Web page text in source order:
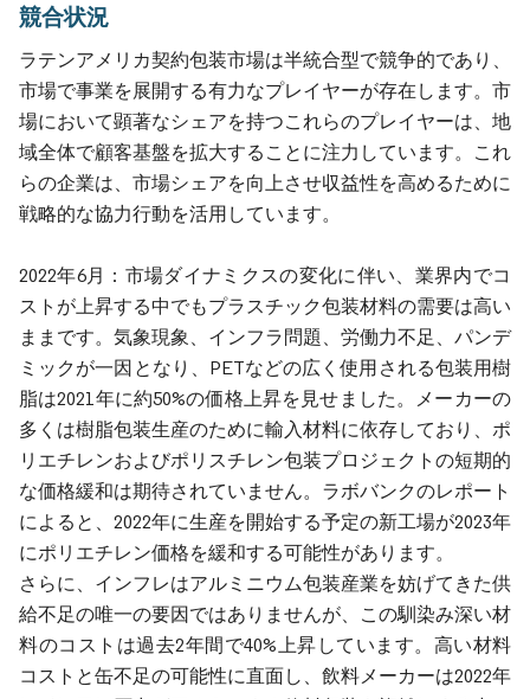
競合状況
ラテンアメリカ契約包装市場は半統合型で競争的であり、
市場で事業を展開する有力なプレイヤーが存在します。市
場において顕著なシェアを持つこれらのプレイヤーは、地
域全体で顧客基盤を拡大することに注力しています。これ
らの企業は、市場シェアを向上させ収益性を高めるために
戦略的な協力行動を活用しています。
2022年6月：市場ダイナミクスの変化に伴い、業界内でコ
ストが上昇する中でもプラスチック包装材料の需要は高い
ままです。気象現象、インフラ問題、労働力不足、パンデ
ミックが一因となり、PETなどの広く使用される包装用樹
脂は2021年に約50%の価格上昇を見せました。メーカーの
多くは樹脂包装生産のために輸入材料に依存しており、ポ
リエチレンおよびポリスチレン包装プロジェクトの短期的
な価格緩和は期待されていません。ラボバンクのレポート
によると、2022年に生産を開始する予定の新工場が2023年
にポリエチレン価格を緩和する可能性があります。
さらに、インフレはアルミニウム包装産業を妨げてきた供
給不足の唯一の要因ではありませんが、この馴染み深い材
料のコストは過去2年間で40%上昇しています。高い材料
コストと缶不足の可能性に直面し、飲料メーカーは2022年